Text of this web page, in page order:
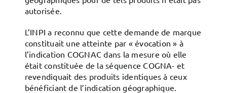
autorisée.
L’INPI a reconnu que cette demande de marque
constituait une atteinte par « évocation » à
l’indication COGNAC dans la mesure où elle
était constituée de la séquence COGNA- et
revendiquait des produits identiques à ceux
bénéficiant de l’indication géographique.